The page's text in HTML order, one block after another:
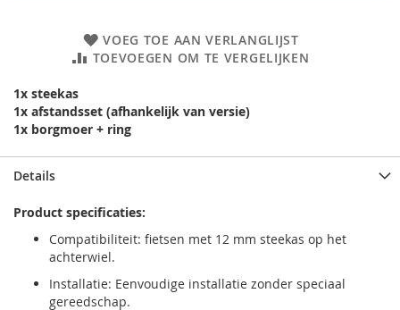
VOEG TOE AAN VERLANGLIJST
TOEVOEGEN OM TE VERGELIJKEN
1x steekas
1x afstandsset (afhankelijk van versie)
1x borgmoer + ring
Details
Product specificaties:
Compatibiliteit: fietsen met 12 mm steekas op het
achterwiel.
Installatie: Eenvoudige installatie zonder speciaal
gereedschap.